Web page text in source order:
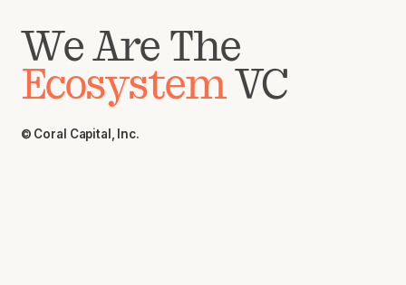
We Are The
EcosystemVC
© Coral Capital, Inc.